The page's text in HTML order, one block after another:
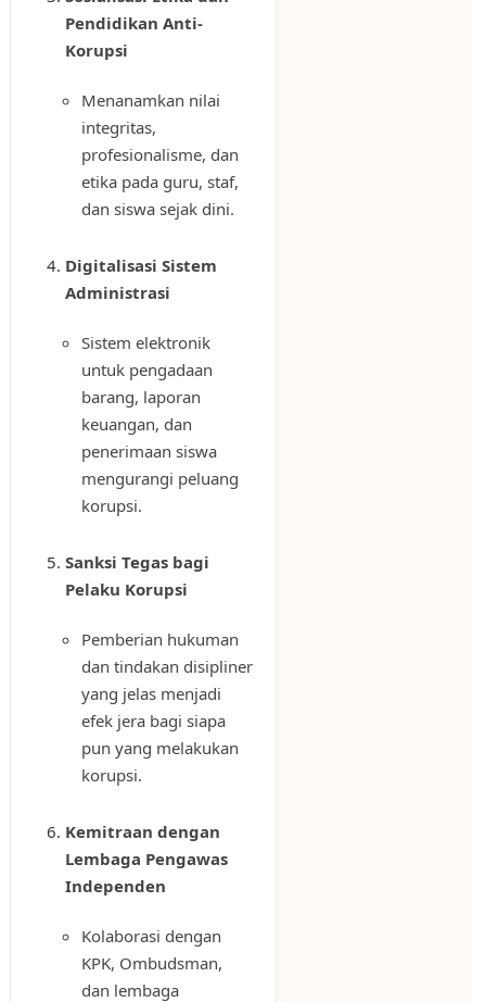
Pendidikan Anti-
Korupsi
Menanamkan nilai
integritas,
profesionalisme, dan
etika pada guru, staf,
dan siswa sejak dini.
Digitalisasi Sistem
Administrasi
Sistem elektronik
untuk pengadaan
barang, laporan
keuangan, dan
penerimaan siswa
mengurangi peluang
korupsi.
Sanksi Tegas bagi
Pelaku Korupsi
Pemberian hukuman
dan tindakan disipliner
yang jelas menjadi
efek jera bagi siapa
pun yang melakukan
korupsi.
Kemitraan dengan
Lembaga Pengawas
Independen
Kolaborasi dengan
KPK, Ombudsman,
dan lembaga